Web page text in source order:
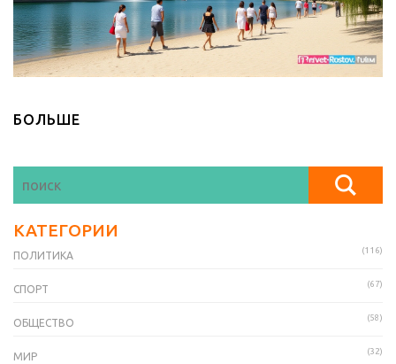
БОЛЬШЕ
КАТЕГОРИИ
ПОЛИТИКА (116)
СПОРТ (67)
ОБЩЕСТВО (58)
МИР (32)